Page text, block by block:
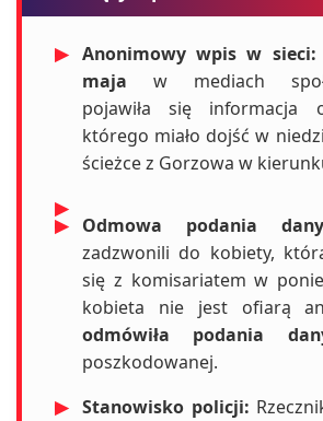
▶ Anonimowy wpis w sieci:
maja w mediach
pojawiła się informacja
którego miało dojść w
ścieżce z Gorzowa w
▶
▶ Odmowa podania
zadzwonili do kobiety,
się z komisariatem w
kobieta nie jest ofiarą
odmówiła podania
poszkodowanej.
▶ Stanowisko policji: